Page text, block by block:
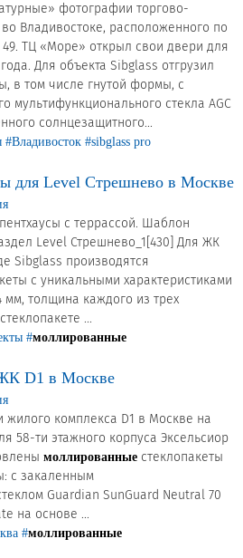
и интерьера
стекла
для розничных
Sibglass Pro
Sibglass Trade
документация
фотографии торгово-
Владивостоке, расположенного по
ТЦ «Море» открыл свои двери для
Для объекта Sibglass отгрузил
в том числе гнутой формы, с
мультифункционального стекла AGC
солнцезащитного...
#Владивосток #sibglass pro
для Level Стрешнево в Москве
с террассой. Шаблон
Level Стрешнево_1[430] Для ЖК
Sibglass производятся
с уникальными характеристиками
мм, толщина каждого из трех
...
#моллированные
D1 в Москве
жилого комплекса D1 в Москве на
58-ти этажного корпуса Эксельсиор
моллированные стеклопакеты
с закаленным
Guardian SunGuard Neutral 70
на основе ...
#моллированные